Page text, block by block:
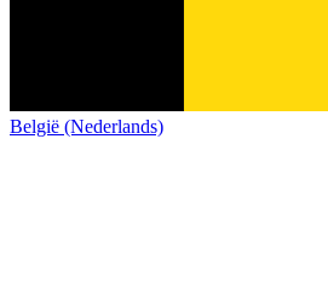
België (Nederlands)